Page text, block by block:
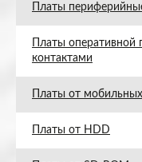
Платы
Платы
контактами
Платы от
Платы от HDD